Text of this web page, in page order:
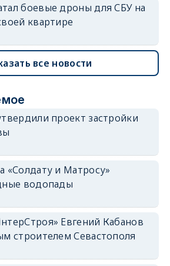
боевые дроны для СБУ на
квартире
все новости
проект застройки
«Солдату и Матросу»
водопады
Евгений Кабанов
строителем Севастополя